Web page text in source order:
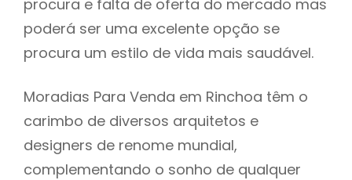
procura e falta de oferta do mercado mas
poderá ser uma excelente opção se
procura um estilo de vida mais saudável.
Moradias Para Venda em Rinchoa têm o
carimbo de diversos arquitetos e
designers de renome mundial,
complementando o sonho de qualquer